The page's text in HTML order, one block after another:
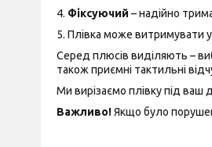
4. Фіксуючий – надійно
5. Плівка може витримувати
Серед плюсів виділяють –
також приємні тактильні
Ми вирізаємо плівку під ваш
Важливо!Якщо було